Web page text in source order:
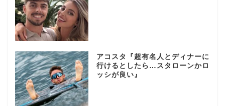
アコスタ『超有名人とディナーに
行けるとしたら…スタローンかロ
ッシが良い』